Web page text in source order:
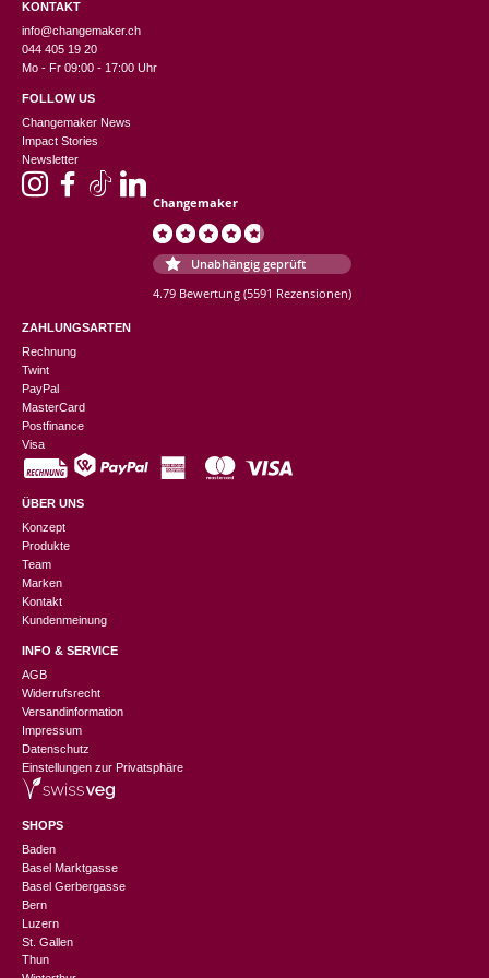
KONTAKT
info@changemaker.ch
044 405 19 20
Mo - Fr 09:00 - 17:00 Uhr
FOLLOW US
Changemaker News
Impact Stories
Newsletter
Changemaker
Unabhängig geprüft
4.79 Bewertung (5591 Rezensionen)
ZAHLUNGSARTEN
Rechnung
Twint
PayPal
MasterCard
Postfinance
Visa
ÜBER UNS
Konzept
Produkte
Team
Marken
Kontakt
Kundenmeinung
INFO & SERVICE
AGB
Widerrufsrecht
Versandinformation
Impressum
Datenschutz
Einstellungen zur Privatsphäre
SHOPS
Baden
Basel Marktgasse
Basel Gerbergasse
Bern
Luzern
St. Gallen
Thun